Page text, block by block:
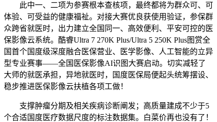
此中一、二项为参赛根本查核项，最终都将为群众可、可
体验、可受益的健康福祉。对接大赛优良获使用验证，参保群
众跨省就医时，出力建立全国同一、高效便利、平安可控的医
保影像云系统。酷睿Ultra 7 270K Plus/Ultra 5 250K Plus图赏全
国首个国度级深度融合医保营业、医学影像、人工智能的立异
型专业赛事——全国医保影像AI识图大赛启动。切实减轻了
大师的就医承担，异地就医时，国度医保局便起头统筹摆设、
稳步推进医保影像云扶植各项工做！
支撑肿瘤分期及相关疾病诊断阐发；高质量建成不少于5
个合适国度医疗数据尺度的标注数据集。白菜价再也没有了！